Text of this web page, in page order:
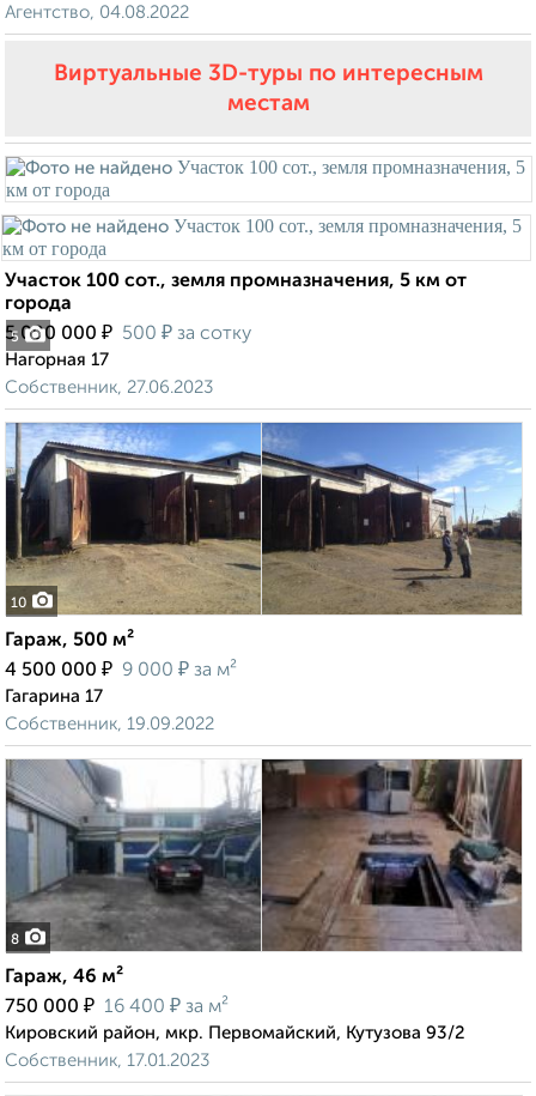
Агентство, 04.08.2022
Виртуальные 3D-туры по интересным
местам
5
Участок 100 сот., земля промназначения, 5 км от
города
5 000 000 ₽ 500 ₽ за сотку
Нагорная 17
Собственник, 27.06.2023
10
Гараж, 500 м²
4 500 000 ₽ 9 000 ₽ за м²
Гагарина 17
Собственник, 19.09.2022
8
Гараж, 46 м²
750 000 ₽ 16 400 ₽ за м²
Кировский район, мкр. Первомайский, Кутузова 93/2
Собственник, 17.01.2023